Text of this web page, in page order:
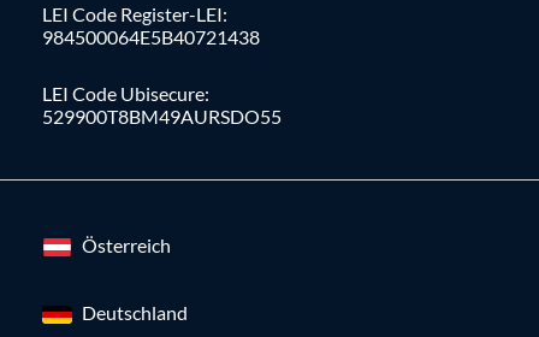
LEI Code Register-LEI:
984500064E5B40721438
LEI Code Ubisecure:
529900T8BM49AURSDO55
Österreich
Deutschland